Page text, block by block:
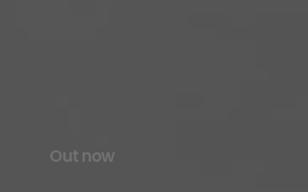
Out now